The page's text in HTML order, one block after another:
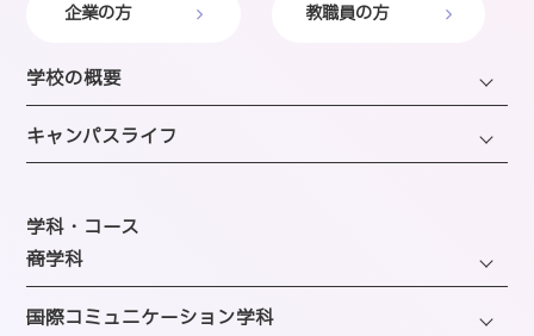
企業の方 教職員の方
学校の概要
学長・理事長挨拶
建学の精神・沿革・校歌
SAIJOの特徴
選ばれる理由
キャンパスライフ
年間スケジュール
施設のご紹介
図書館
学科・コース
─商学科
ファッション・トレンドコース
─国際コミュニケーション学科